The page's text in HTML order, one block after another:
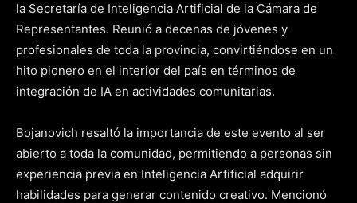
la Secretaría de Inteligencia Artificial de la Cámara de
Representantes. Reunió a decenas de jóvenes y
profesionales de toda la provincia, convirtiéndose en un
hito pionero en el interior del país en términos de
integración de IA en actividades comunitarias.
Bojanovich resaltó la importancia de este evento al ser
abierto a toda la comunidad, permitiendo a personas sin
experiencia previa en Inteligencia Artificial adquirir
habilidades para generar contenido creativo. Mencionó